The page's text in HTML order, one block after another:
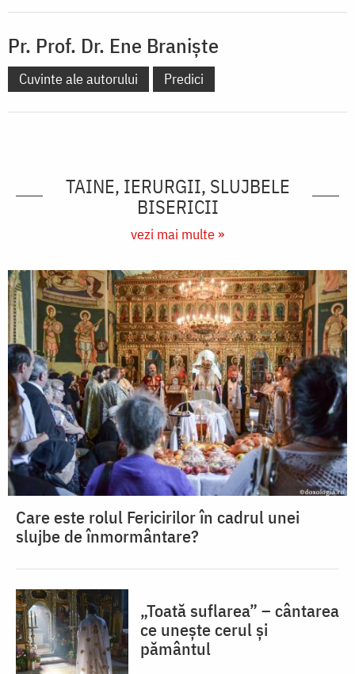
Pr. Prof. Dr. Ene Braniște
Cuvinte ale autorului Predici
TAINE, IERURGII, SLUJBELE
BISERICII
vezi mai multe »
Care este rolul Fericirilor în cadrul unei
slujbe de înmormântare?
„Toată suflarea” – cântarea
ce unește cerul și
pământul